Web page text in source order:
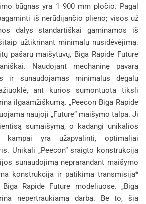
būgnas yra 1 900 mm pločio. Pagal
iš nerūdijančio plieno; visos už
dalys standartiškai gaminamos iš
užtikrinant minimalų nusidėvėjimą.
pašarų maišytuvų, Biga Rapide Future
Naudojant mechaninę pavarą
ir sunaudojamas minimalus degalų
ant kurios sumontuota tiksli
ilgaamžiškumą. „Peecon Biga Rapide
naujoji „Future“ maišymo talpa. Ji
sumaišymą, o kadangi unikalios
kampai yra užapvalinti, optimaliai
Unikali „Peecon“ sraigto konstrukcija
sunaudojimą neprarandant maišymo
konstrukcija ir patikima transmisija*
Rapide Future modeliuose. „Biga
nepertraukiamą darbą. Be to, šia